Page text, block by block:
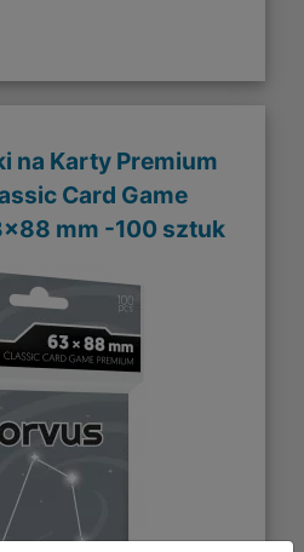
na Karty Premium
Card Game
mm -100 sztuk